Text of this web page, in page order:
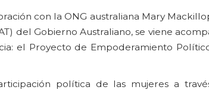
con la ONG australiana Mary
del Gobierno Australiano, se viene
el Proyecto de Empoderamiento
política de las mujeres a